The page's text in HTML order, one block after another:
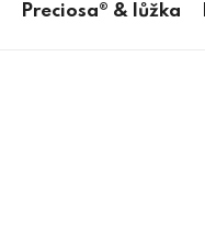
Preciosa® & lůžka